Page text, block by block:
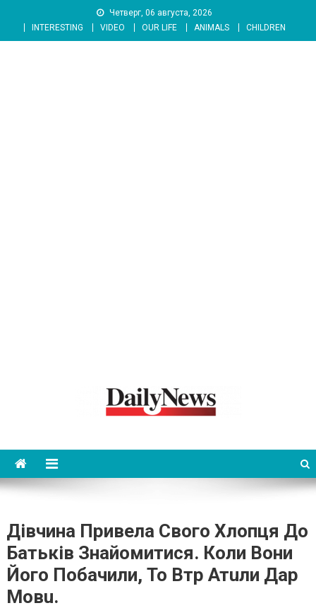
content
Четверг, 06 августа, 2026
INTERESTING
VIDEO OUR LIFE ANIMALS CHILDREN
Дівчина Привела Свого Хлопця До
Батьків Знайомитися. Коли Вони
Його Побачили, То Втр Атuли Дар
Мовu.